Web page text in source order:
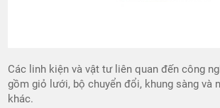
Các linh kiện và vật tư liên quan đến công
gồm giỏ lưới, bộ chuyển đổi, khung sàng và
khác.